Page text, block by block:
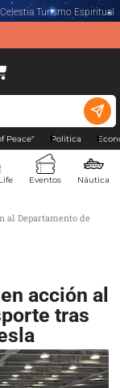
Celestia Turismo Espiritual
Peace" Politica
Eventos Náutica
al Departamento de
acción al
tras